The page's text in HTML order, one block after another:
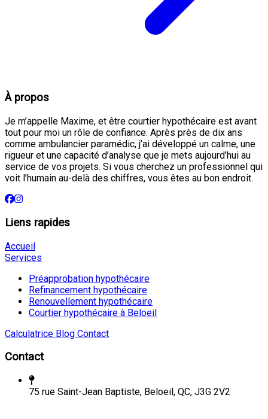
À propos
Je m’appelle Maxime, et être courtier hypothécaire est avant
tout pour moi un rôle de confiance. Après près de dix ans
comme ambulancier paramédic, j’ai développé un calme, une
rigueur et une capacité d’analyse que je mets aujourd’hui au
service de vos projets. Si vous cherchez un professionnel qui
voit l’humain au-delà des chiffres, vous êtes au bon endroit.
Liens rapides
Accueil
Services
Préapprobation hypothécaire
Refinancement hypothécaire
Renouvellement hypothécaire
Courtier hypothécaire à Beloeil
Calculatrice Blog Contact
Contact
75 rue Saint-Jean Baptiste, Beloeil, QC, J3G 2V2